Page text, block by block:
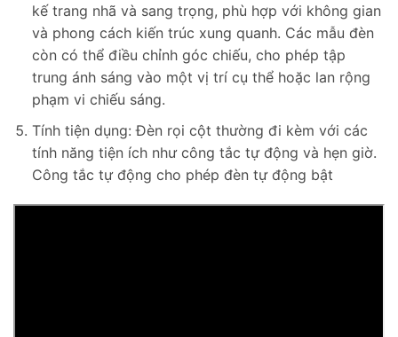
kế trang nhã và sang trọng, phù hợp với không gian
và phong cách kiến trúc xung quanh. Các mẫu đèn
còn có thể điều chỉnh góc chiếu, cho phép tập
trung ánh sáng vào một vị trí cụ thể hoặc lan rộng
phạm vi chiếu sáng.
Tính tiện dụng: Đèn rọi cột thường đi kèm với các
tính năng tiện ích như công tắc tự động và hẹn giờ.
Công tắc tự động cho phép đèn tự động bật